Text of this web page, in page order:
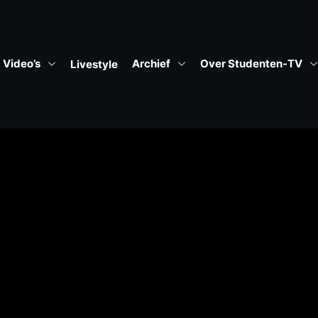
Video’s Livestyle Archief Over Studenten-TV